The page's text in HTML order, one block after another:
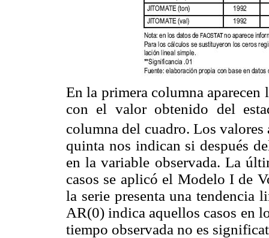
En la primera columna aparecen
con el valor obtenido del
columna del cuadro. Los valores
quinta nos indican si después
en la variable observada. La
casos se aplicó el Modelo I de
la serie presenta una tendencia
AR(0) indica aquellos casos en
tiempo observada no es